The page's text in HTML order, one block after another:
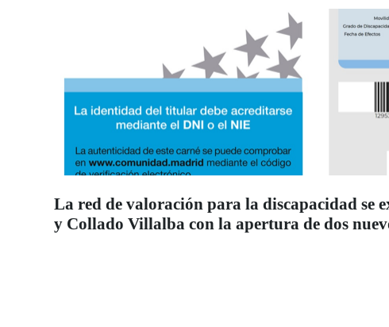
La red de valoración para la discapacidad se
y Collado Villalba con la apertura de dos